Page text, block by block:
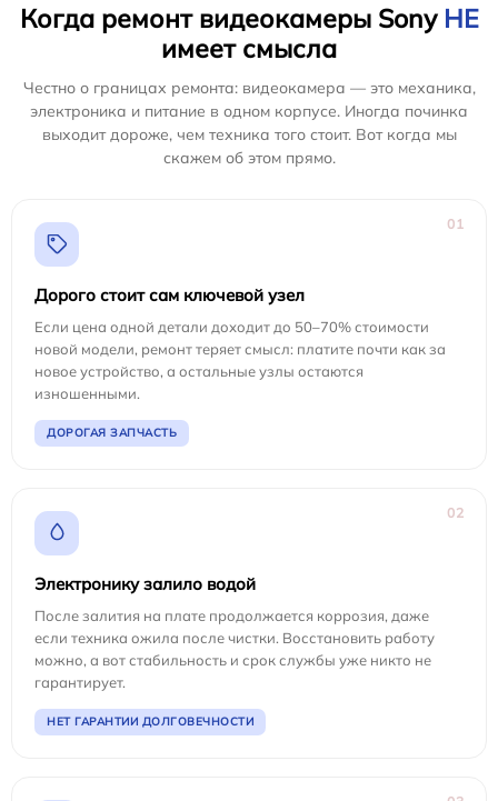
Когда ремонт видеокамеры Sony НЕ
имеет смысла
Честно о границах ремонта: видеокамера — это механика,
электроника и питание в одном корпусе. Иногда починка
выходит дороже, чем техника того стоит. Вот когда мы
скажем об этом прямо.
01
Дорого стоит сам ключевой узел
Если цена одной детали доходит до 50–70% стоимости
новой модели, ремонт теряет смысл: платите почти как за
новое устройство, а остальные узлы остаются
изношенными.
ДОРОГАЯ ЗАПЧАСТЬ
02
Электронику залило водой
После залития на плате продолжается коррозия, даже
если техника ожила после чистки. Восстановить работу
можно, а вот стабильность и срок службы уже никто не
гарантирует.
НЕТ ГАРАНТИИ ДОЛГОВЕЧНОСТИ